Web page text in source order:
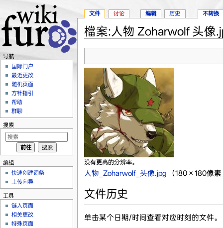
檔案:人物 Zoharwolf 头像
没有更高的分辨率。
人物_Zoharwolf_头像.jpg‎ （180 × 180像
文件历史
单击某个日期/时间查看对应时刻的文件。
文件 讨论 编辑 历史 不转换
导航
国际门户
最近更改
随机页面
方针指引
帮助
群聊
搜索
编辑
快速创建词条
上传向导
工具
链入页面
相关更改
特殊页面